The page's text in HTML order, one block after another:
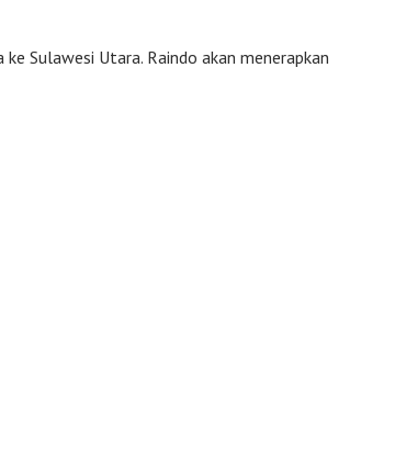
Sulawesi Utara. Raindo akan menerapkan